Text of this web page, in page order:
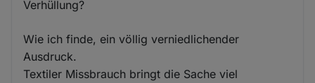
Verhüllung?
Wie ich finde, ein völlig verniedlichender
Ausdruck.
Textiler Missbrauch bringt die Sache viel